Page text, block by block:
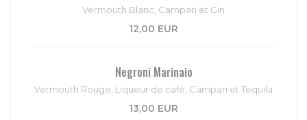
Vermouth Blanc, Campari et Gin
12,00 EUR
Negroni Marinaio
Vermouth Rouge, Liqueur de café, Campari et Tequila
13,00 EUR